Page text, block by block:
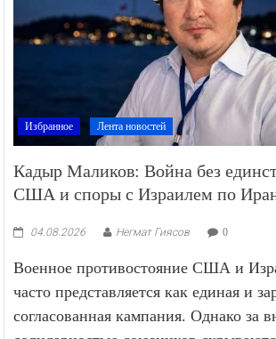
Избранное Лента новостей
Кадыр Маликов: Война без
США и споры с Израилем по
04.08.2026 Негмат Гиясов 0
Военное противостояние США и
часто представляется как единая и
согласованная кампания. Однако за